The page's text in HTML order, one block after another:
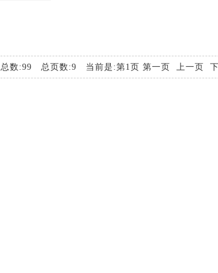
总数:99 总页数:9 当前是:第1页 第一页 上一页